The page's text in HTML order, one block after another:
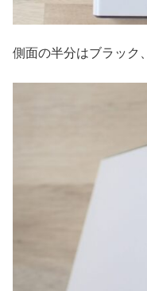
側面の半分はブラック、